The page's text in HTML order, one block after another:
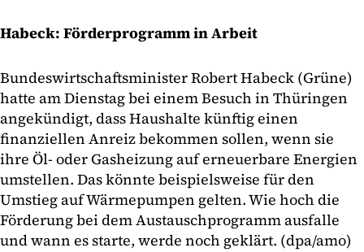
Habeck: Förderprogramm in Arbeit
Bundeswirtschaftsminister Robert Habeck (Grüne)
hatte am Dienstag bei einem Besuch in Thüringen
angekündigt, dass Haushalte künftig einen
finanziellen Anreiz bekommen sollen, wenn sie
ihre Öl- oder Gasheizung auf erneuerbare Energien
umstellen. Das könnte beispielsweise für den
Umstieg auf Wärmepumpen gelten. Wie hoch die
Förderung bei dem Austauschprogramm ausfalle
und wann es starte, werde noch geklärt. (dpa/amo)